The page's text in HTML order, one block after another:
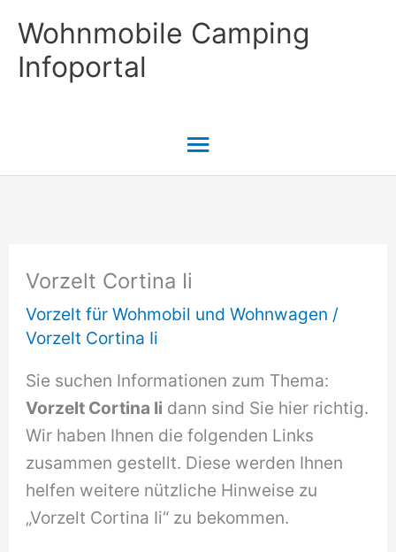
Inhalt
springen
Wohnmobile Camping
Infoportal
Hauptmenü
Vorzelt Cortina Ii
Vorzelt für Wohmobil und Wohnwagen /
Vorzelt Cortina Ii
Sie suchen Informationen zum Thema:
Vorzelt Cortina Ii dann sind Sie hier richtig.
Wir haben Ihnen die folgenden Links
zusammen gestellt. Diese werden Ihnen
helfen weitere nützliche Hinweise zu
„Vorzelt Cortina Ii“ zu bekommen.